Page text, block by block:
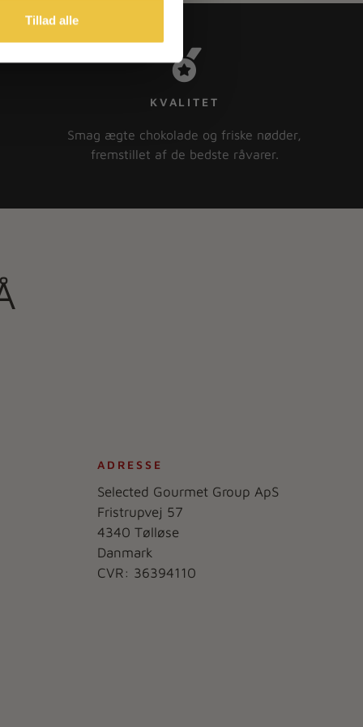
Tillad alle
KVALITET
Smag ægte chokolade og friske nødder,
fremstillet af de bedste råvarer.
ADRESSE
Selected Gourmet Group ApS
Fristrupvej 57
4340 Tølløse
Danmark
CVR: 36394110